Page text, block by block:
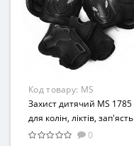
Возраст
От 3-х лет
Материал
Комбинированный
Код товару: MS
1785(Black)
Захист дитячий MS 1785
для колін, ліктів, зап'ясть
(Чорний)
0